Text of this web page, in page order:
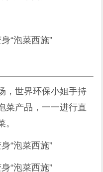
，世界环保小姐手持
菜产品，一一进行直